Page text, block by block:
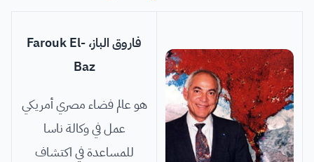
فاروق الباز، Farouk El-
Baz
هو عالم فضاء مصري أمريكي
عمل في وكالة ناسا
للمساعدة في اكتشاف